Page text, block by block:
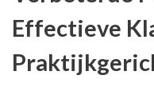
Effectieve